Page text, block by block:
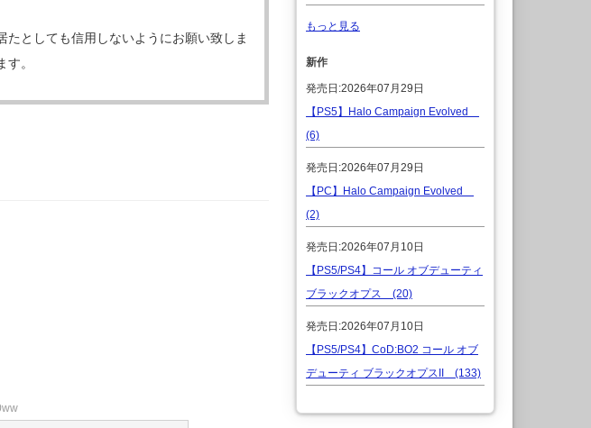
としても信用しないようにお願い致しま
。
もっと見る
新作
発売日:2026年07月29日
【PS5】Halo Campaign Evolved
(6)
発売日:2026年07月29日
【PC】Halo Campaign Evolved
(2)
発売日:2026年07月10日
【PS5/PS4】コール オブデューティ
ブラックオプス (20)
発売日:2026年07月10日
【PS5/PS4】CoD:BO2 コール オブ
デューティ ブラックオプスII (133)